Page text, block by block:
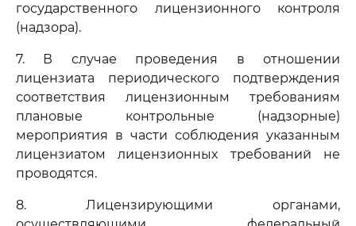
государственного лицензионного контроля
(надзора).
7. В случае проведения в отношении
лицензиата периодического подтверждения
соответствия лицензионным требованиям
плановые контрольные (надзорные)
мероприятия в части соблюдения указанным
лицензиатом лицензионных требований не
проводятся.
8. Лицензирующими органами,